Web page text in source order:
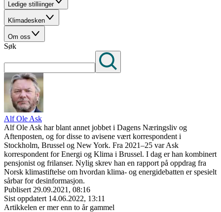
Ledige stilliinger
Klimadesken
Om oss
Søk
Alf Ole Ask
Alf Ole Ask har blant annet jobbet i Dagens Næringsliv og
Aftenposten, og for disse to avisene vært korrespondent i
Stockholm, Brussel og New York. Fra 2021–25 var Ask
korrespondent for Energi og Klima i Brussel. I dag er han kombinert
pensjonist og frilanser. Nylig skrev han en rapport på oppdrag fra
Norsk klimastiftelse om hvordan klima- og energidebatten er spesielt
sårbar for desinformasjon.
Publisert 29.09.2021, 08:16
Sist oppdatert 14.06.2022, 13:11
Artikkelen er mer enn to år gammel